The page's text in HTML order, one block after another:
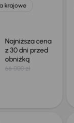
krajowe
Najniższa cena
z 30 dni przed
obniżką
66 000 zł